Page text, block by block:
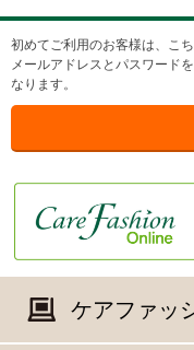
初めてご利用のお客様は、こ
メールアドレスとパスワード
なります。
ケアファッ